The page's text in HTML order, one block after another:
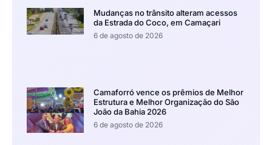
Mudanças no trânsito alteram acessos
da Estrada do Coco, em Camaçari
6 de agosto de 2026
Camaforró vence os prêmios de Melhor
Estrutura e Melhor Organização do São
João da Bahia 2026
6 de agosto de 2026